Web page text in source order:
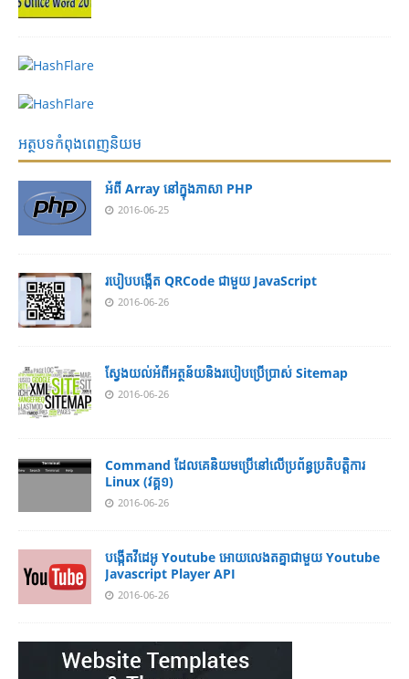
អត្ថបទកំពុងពេញនិយម
អំពី Array នៅ​​ក្នុង​ភា​សា PHP
2016-06-25
របៀប​បង្កើត​ QRCode ជាមួយ JavaScript
2016-06-26
ស្វែង​យល់​​អំពី​អត្ថន័យ​​និង​របៀប​​ប្រើ​ប្រាស់​ Sitemap
2016-06-26
Command ដែល​​គេ​​និយម​​ប្រើ​​នៅ​លើ​​ប្រព័ន្ធ​​ប្រតិបត្តិការ​
Linux (វគ្គ១)
2016-06-26
បង្កើតវីដេអូ Youtube អោយ​លេងតគ្នាជាមួយ Youtube
Javascript Player API
2016-06-26